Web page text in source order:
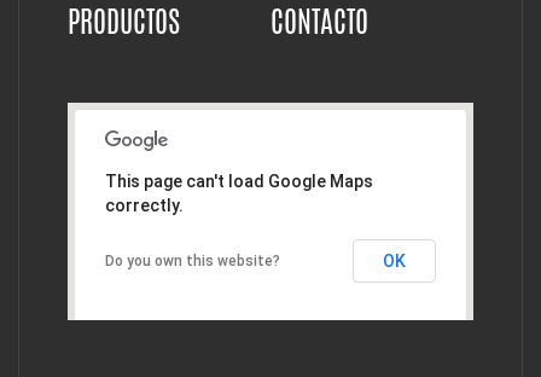
PRODUCTOS CONTACTO
This page can't load Google Maps
correctly.
Do you own this website? OK